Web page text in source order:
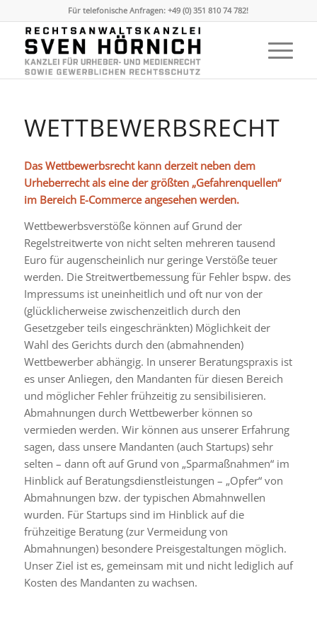
Für telefonische Anfragen: +49 (0) 351 810 74 782!
WETTBEWERBSRECHT
Das Wettbewerbsrecht kann derzeit neben dem
Urheberrecht als eine der größten „Gefahrenquellen“
im Bereich E-Commerce angesehen werden.
Wettbewerbsverstöße können auf Grund der
Regelstreitwerte von nicht selten mehreren tausend
Euro für augenscheinlich nur geringe Verstöße teuer
werden. Die Streitwertbemessung für Fehler bspw. des
Impressums ist uneinheitlich und oft nur von der
(glücklicherweise zwischenzeitlich durch den
Gesetzgeber teils eingeschränkten) Möglichkeit der
Wahl des Gerichts durch den (abmahnenden)
Wettbewerber abhängig. In unserer Beratungspraxis ist
es unser Anliegen, den Mandanten für diesen Bereich
und möglicher Fehler frühzeitig zu sensibilisieren.
Abmahnungen durch Wettbewerber können so
vermieden werden. Wir können aus unserer Erfahrung
sagen, dass unsere Mandanten (auch Startups) sehr
selten – dann oft auf Grund von „Sparmaßnahmen“ im
Hinblick auf Beratungsdienstleistungen – „Opfer“ von
Abmahnungen bzw. der typischen Abmahnwellen
wurden. Für Startups sind im Hinblick auf die
frühzeitige Beratung (zur Vermeidung von
Abmahnungen) besondere Preisgestaltungen möglich.
Unser Ziel ist es, gemeinsam mit und nicht lediglich auf
Kosten des Mandanten zu wachsen.